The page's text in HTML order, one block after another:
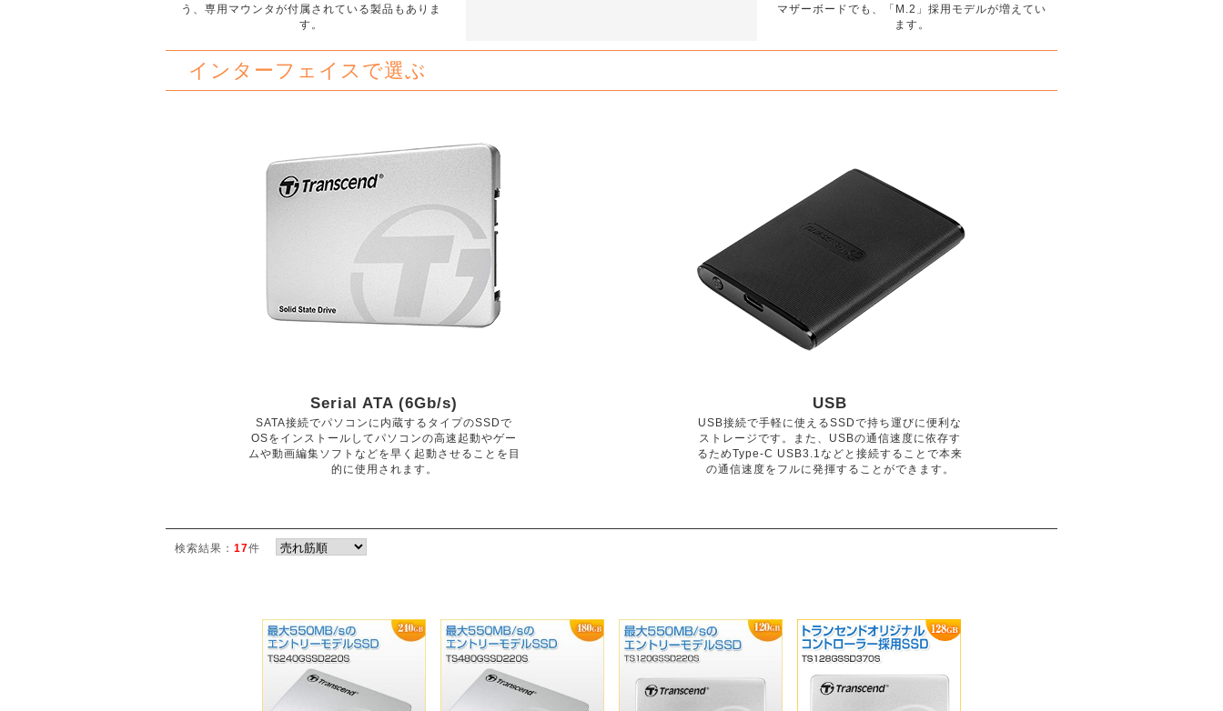
う、専用マウンタが付属されている製品もありま
す。
マザーボードでも、「M.2」採用モデルが増えてい
ます。
インターフェイスで選ぶ
Serial ATA (6Gb/s)
SATA接続でパソコンに内蔵するタイプのSSDで
OSをインストールしてパソコンの高速起動やゲー
ムや動画編集ソフトなどを早く起動させることを目
的に使用されます。
USB
USB接続で手軽に使えるSSDで持ち運びに便利な
ストレージです。また、USBの通信速度に依存す
るためType-C USB3.1などと接続することで本来
の通信速度をフルに発揮することができます。
検索結果： 17件